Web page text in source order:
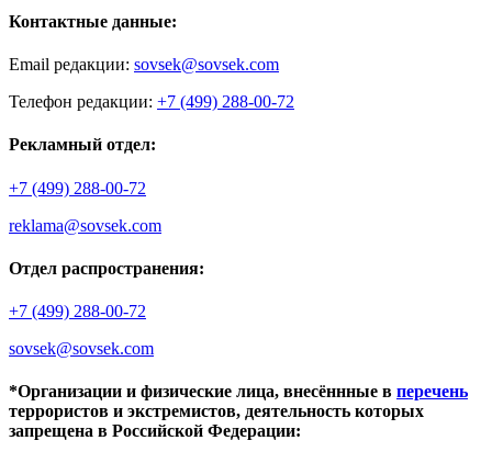
Контактные данные:
Email редакции: sovsek@sovsek.com
Телефон редакции: +7 (499) 288-00-72
Рекламный отдел:
+7 (499) 288-00-72
reklama@sovsek.com
Отдел распространения:
+7 (499) 288-00-72
sovsek@sovsek.com
*Организации и физические лица, внесённные в перечень
террористов и экстремистов, деятельность которых
запрещена в Российской Федерации: